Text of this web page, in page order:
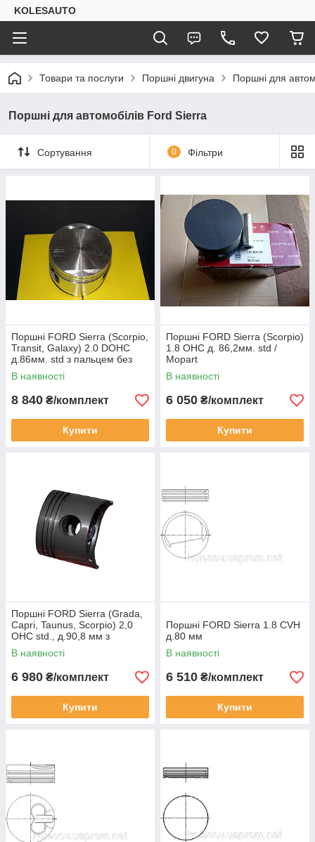
KOLESAUTO
Товари та послуги Поршні двигуна Поршні для
Поршні для автомобілів Ford Sierra
Сортування 0 Фільтри
Поршні FORD Sierra (Scorpio,
Transit, Galaxy) 2.0 DOHC
д.86мм. std з пальцем без
кілець / KONEKS
В наявності
8 840 ₴/комплект
Купити
Поршні FORD Sierra (Scorpio)
1.8 OHC д. 86,2мм. std /
Mopart
В наявності
6 050 ₴/комплект
Купити
Поршні FORD Sierra (Grada,
Capri, Taunus, Scorpio) 2,0
OHC std., д.90,8 мм з
пальцем і кільцями / KING
В наявності
6 980 ₴/комплект
Купити
Поршні FORD Sierra 1.8 CVH
д.80 мм
В наявності
6 510 ₴/комплект
Купити